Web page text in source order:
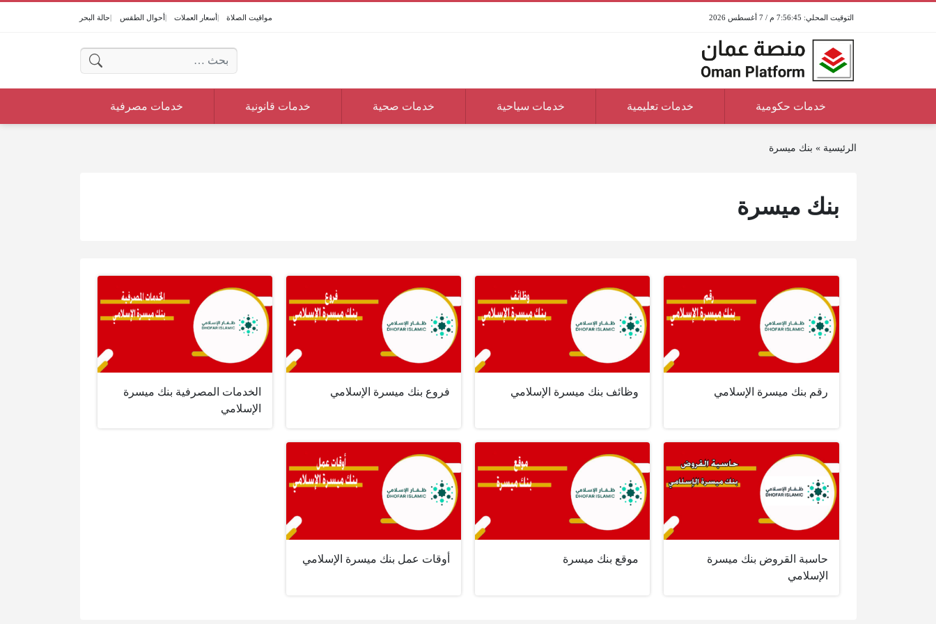
7:56:45 م / 7 أغسطس 2026 مواقيت الصلاة أسعار العملات أحوال الطقس حالة البحر
البحث عن:
خدمات حكومية خدمات تعليمية خدمات سياحية خدمات صحية خدمات قانونية خدمات مصرفية
الرئيسية » بنك ميسرة
بنك ميسرة
رقم بنك ميسرة الإسلامي وظائف بنك ميسرة الإسلامي فروع بنك ميسرة الإسلامي
الخدمات المصرفية بنك ميسرة
الإسلامي
حاسبة القروض بنك ميسرة
الإسلامي
موقع بنك ميسرة أوقات عمل بنك ميسرة الإسلامي